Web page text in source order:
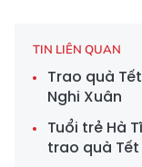
TIN LIÊN QUAN
Trao quà
Nghi Xuân
Tuổi trẻ Hà
trao quà